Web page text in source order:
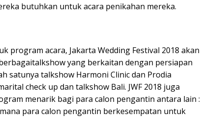
butuhkan untuk acara penikahan mereka.
program acara, Jakarta Wedding Festival 2018 akan
yang berkaitan dengan persiapan
satunya talkshow Harmoni Clinic dan Prodia
check up dan talkshow Bali. JWF 2018 juga
menarik bagi para calon pengantin antara lain :
para calon pengantin berkesempatan untuk